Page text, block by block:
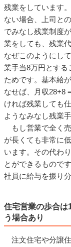
残業をしています
ない場合、上司と
でみなし残業制度
業をしても、残業
なぜこのようにし
業手当8万円とする
ためです。基本給
なせば、月収28+8
ければ残業しても
ようなみなし残業
もし営業で全く
が長くても非常に
います。その代わ
とができるもので
社員に給与を振り
住宅営業の歩合は
う場合あり
注文住宅や分譲